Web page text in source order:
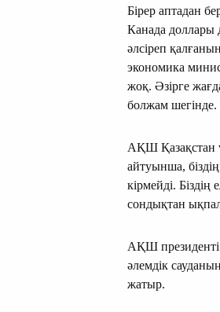
Бірер аптадан
Канада доллары
әлсіреп
экономика
жоқ. Әзірге
болжам шегінде.
АҚШ Қазақстан
айтуынша,
кірмейді. Біздің
сондықтан
АҚШ президенті
әлемдік
жатыр.